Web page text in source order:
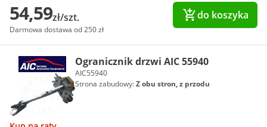
54,59zł/szt.
Darmowa dostawa od 250 zł
do koszyka
Ogranicznik drzwi AIC 55940
AIC55940
Strona zabudowy:Z obu stron, z przodu